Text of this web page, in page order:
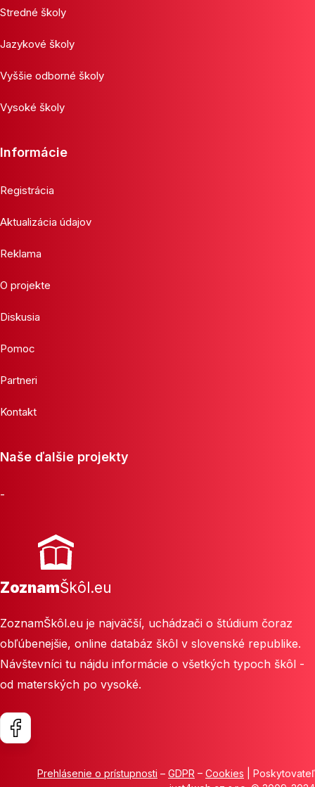
Stredné školy
Jazykové školy
Vyššie odborné školy
Vysoké školy
Informácie
Registrácia
Aktualizácia údajov
Reklama
O projekte
Diskusia
Pomoc
Partneri
Kontakt
Naše ďalšie projekty
-
ZoznamŠkôl.eu
ZoznamŠkôl.eu je najväčší, uchádzači o štúdium čoraz
obľúbenejšie, online databáz škôl v slovenské republike.
Návštevníci tu nájdu informácie o všetkých typoch škôl -
od materských po vysoké.
Prehlásenie o prístupnosti – GDPR – Cookies | Poskytovateľ